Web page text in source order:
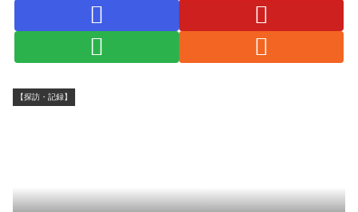
【探訪・記録】